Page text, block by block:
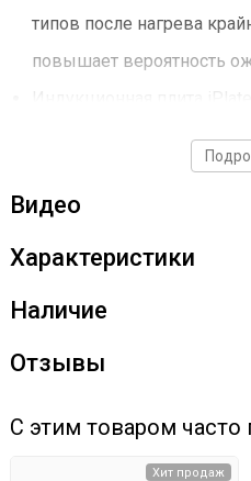
типов после нагрева
повышает вероятность
системой включения и
автоматически
нагрева пустая или же
Цены на индукционные
или даже квартире
Имеется функция
Видео
Характеристики
Наличие
Отзывы
С этим товаром часто
Хит продаж